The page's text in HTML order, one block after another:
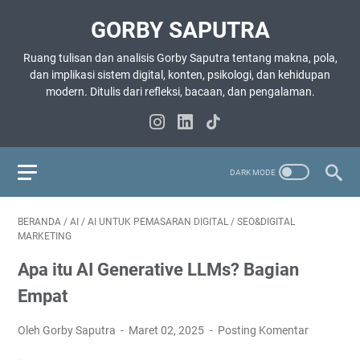
GORBY SAPUTRA
Ruang tulisan dan analisis Gorby Saputra tentang makna, pola,
dan implikasi sistem digital, konten, psikologi, dan kehidupan
modern. Ditulis dari refleksi, bacaan, dan pengalaman.
BERANDA / AI / AI UNTUK PEMASARAN DIGITAL / SEO&DIGITAL
MARKETING
Apa itu AI Generative LLMs? Bagian
Empat
Oleh Gorby Saputra Maret 02, 2025 Posting Komentar